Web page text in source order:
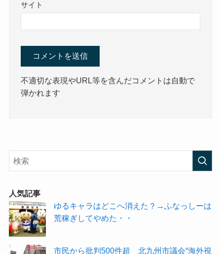
サイト
不適切な表現やURL等を含んだコメントは自動で
弾かれます
人気記事
ゆるキャラはどこへ消えた？→ふなっしーは
荒稼ぎしてやめた・・
市民から批判500件超 北九州市議会“海外視